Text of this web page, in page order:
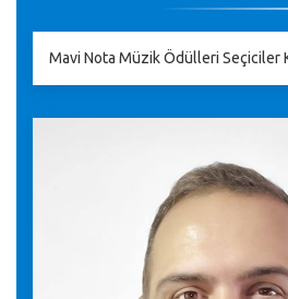
Mavi Nota Müzik Ödülleri Seçiciler